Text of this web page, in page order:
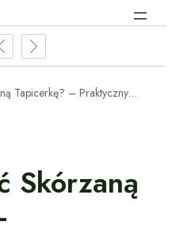
Stan I Wymienić?
Jak Czyścić i Konserwować Skórzaną Tapicerkę? – Praktyczny Przewodnik
Skórzaną